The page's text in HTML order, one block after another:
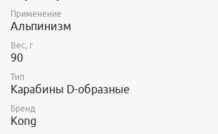
Применение
Альпинизм
Вес, г
90
Тип
Карабины D-образные
Бренд
Kong